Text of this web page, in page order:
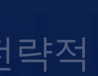
적